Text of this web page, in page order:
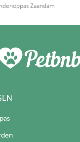
Zaandam